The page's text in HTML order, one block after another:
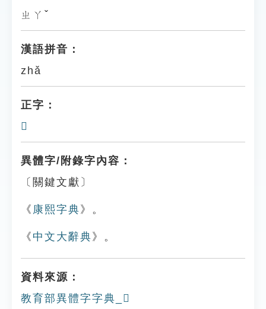
ㄓㄚˇ
漢語拼音：
zhǎ
正字：
𥀈
異體字/附錄字內容：
〔關鍵文獻〕
《 康熙字典 》。
《 中文大辭典 》。
資料來源：
教育部異體字字典_𤿪